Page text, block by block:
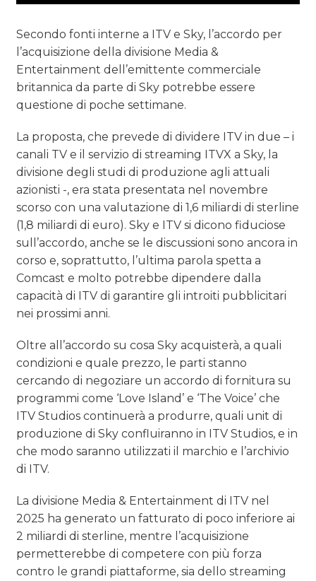
Secondo fonti interne a ITV e Sky, l’accordo per
l’acquisizione della divisione Media &
Entertainment dell’emittente commerciale
britannica da parte di Sky potrebbe essere
questione di poche settimane.
La proposta, che prevede di dividere ITV in due – i
canali TV e il servizio di streaming ITVX a Sky, la
divisione degli studi di produzione agli attuali
azionisti -, era stata presentata nel novembre
scorso con una valutazione di 1,6 miliardi di sterline
(1,8 miliardi di euro). Sky e ITV si dicono fiduciose
sull’accordo, anche se le discussioni sono ancora in
corso e, soprattutto, l’ultima parola spetta a
Comcast e molto potrebbe dipendere dalla
capacità di ITV di garantire gli introiti pubblicitari
nei prossimi anni.
Oltre all’accordo su cosa Sky acquisterà, a quali
condizioni e quale prezzo, le parti stanno
cercando di negoziare un accordo di fornitura su
programmi come ‘Love Island’ e ‘The Voice’ che
ITV Studios continuerà a produrre, quali unit di
produzione di Sky confluiranno in ITV Studios, e in
che modo saranno utilizzati il marchio e l’archivio
di ITV.
La divisione Media & Entertainment di ITV nel
2025 ha generato un fatturato di poco inferiore ai
2 miliardi di sterline, mentre l’acquisizione
permetterebbe di competere con più forza
contro le grandi piattaforme, sia dello streaming